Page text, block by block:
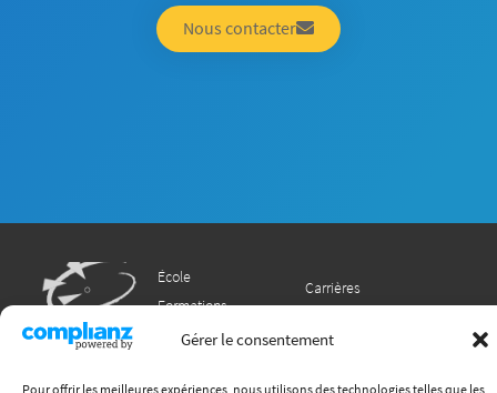
Gérer le consentement
Pour offrir les meilleures expériences, nous utilisons des technologies telles que les
Nous contacter
École
Formations
International
Carrières
Chaire ITECC